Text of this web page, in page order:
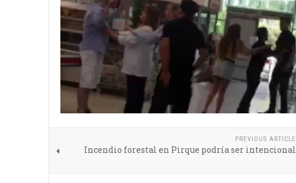
PREVIOUS ARTICLE
Incendio forestal en Pirque podría ser intencional